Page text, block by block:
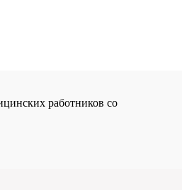
работников со